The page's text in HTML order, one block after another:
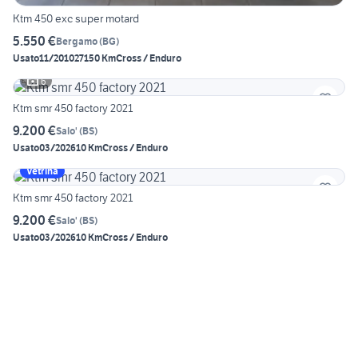
Ktm 450 exc super motard
5.550 €Bergamo(BG)
Usato11/201027150 KmCross / Enduro
6
Ktm smr 450 factory 2021
9.200 €Salo' (BS)
Usato03/202610 KmCross / Enduro
Vetrina
Ktm smr 450 factory 2021
9.200 €Salo' (BS)
Usato03/202610 KmCross / Enduro